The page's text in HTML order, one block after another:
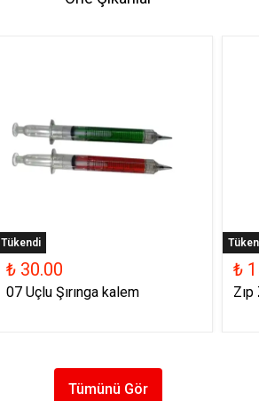
Tükendi
₺ 30.00
07 Uçlu Şırınga kalem
₺
Tümünü Gör